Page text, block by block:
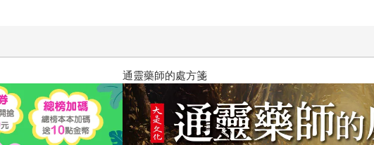
通靈藥師的處方箋